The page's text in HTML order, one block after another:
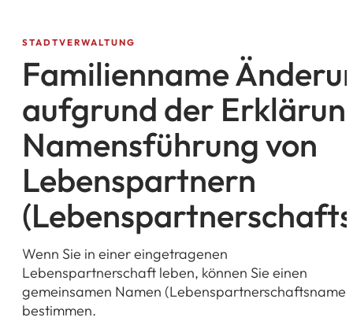
STADTVERWALTUNG
Familienname
aufgrund der
Namensführung von
Lebenspartnern
Wenn Sie in einer eingetragenen
Lebenspartnerschaft leben, können Sie einen
gemeinsamen Namen
bestimmen.